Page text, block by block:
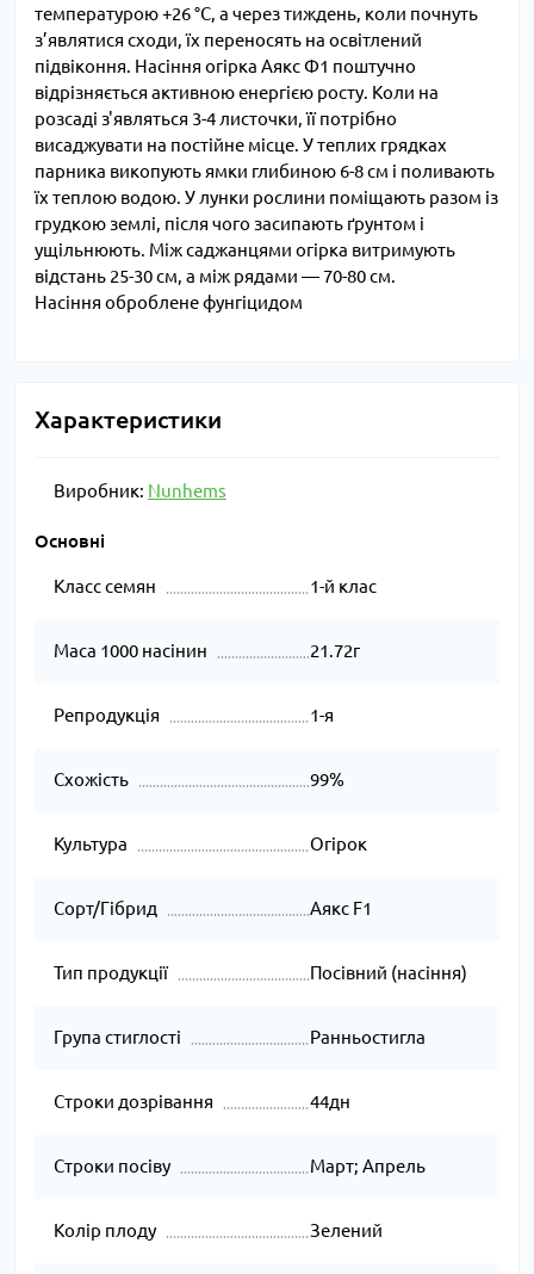
температурою +26 °C, а через тиждень, коли почнуть
з’являтися сходи, їх переносять на освітлений
підвіконня. Насіння огірка Аякс Ф1 поштучно
відрізняється активною енергією росту. Коли на
розсаді з'являться 3-4 листочки, її потрібно
висаджувати на постійне місце. У теплих грядках
парника викопують ямки глибиною 6-8 см і поливають
їх теплою водою. У лунки рослини поміщають разом із
грудкою землі, після чого засипають ґрунтом і
ущільнюють. Між саджанцями огірка витримують
відстань 25-30 см, а між рядами — 70-80 см.
Насіння оброблене фунгіцидом
Характеристики
Виробник: Nunhems
Основні
Класс семян 1-й клас
Маса 1000 насінин 21.72г
Репродукція 1-я
Схожість 99%
Культура Огірок
Сорт/Гібрид Аякс F1
Тип продукції Посівний (насіння)
Група стиглості Ранньостигла
Строки дозрівання 44дн
Строки посіву Март; Апрель
Колір плоду Зелений